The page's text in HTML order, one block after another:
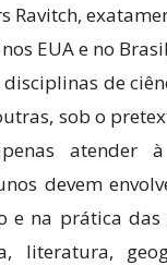
Ravitch,
EUA e no
de
sob o
atender
devem
e na prática
literatura,